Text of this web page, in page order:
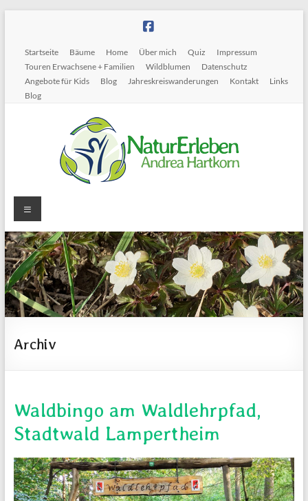
Startseite Bäume Home Über mich Quiz
Impressum
Touren Erwachsene + Familien
Wildblumen
Datenschutz
Angebote für Kids
Blog Jahreskreiswanderungen Kontakt
Links
Blog
NaturErleben
~
Andrea
Hartkorn
Naturführungen
-
und
in
Lampertheim
Menü
Archiv
Waldbingo am Waldlehrpfad,
Stadtwald Lampertheim